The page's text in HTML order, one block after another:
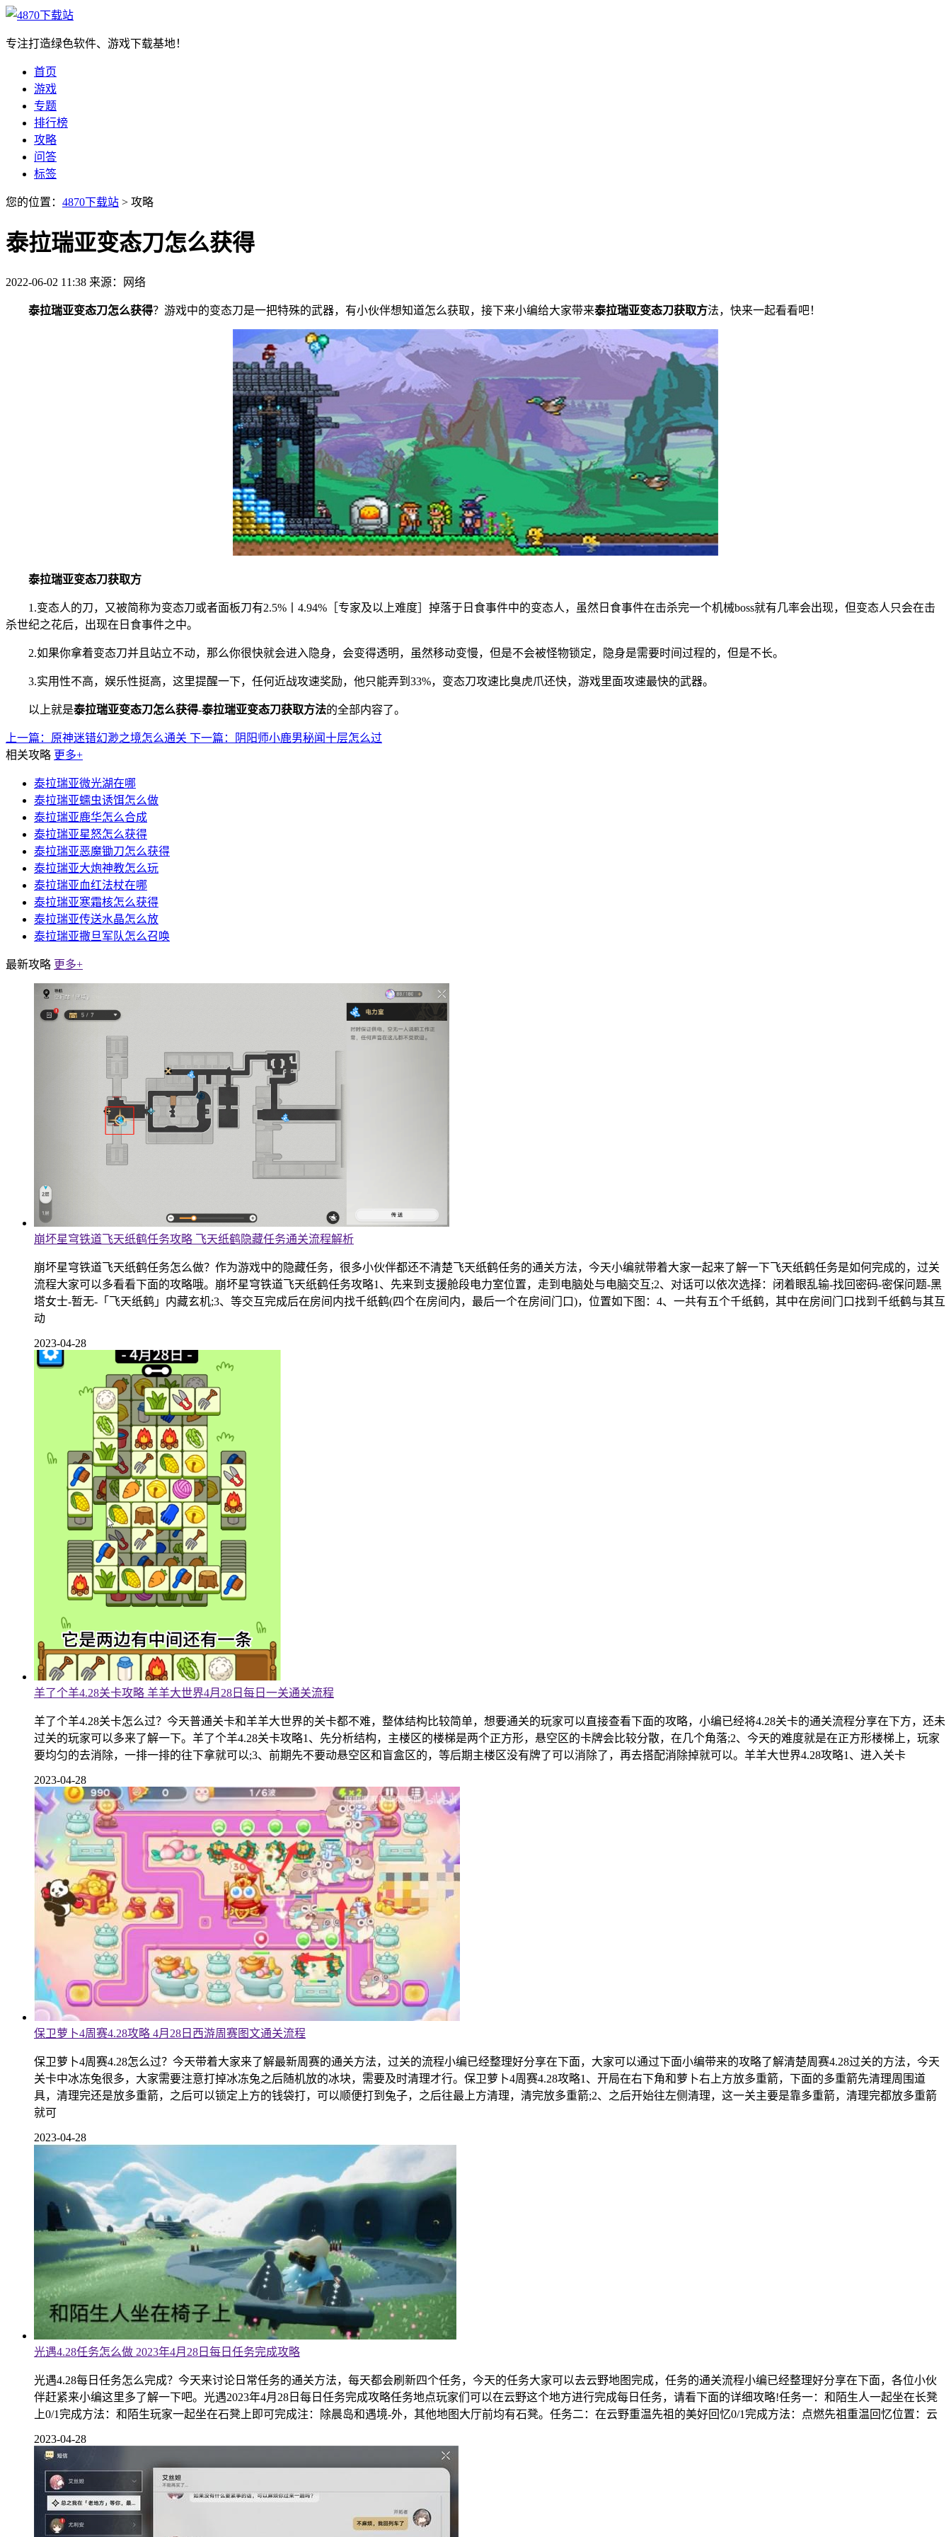
专注打造绿色软件、游戏下载基地！
首页
游戏
专题
排行榜
攻略
问答
标签
您的位置： 4870下载站 > 攻略
泰拉瑞亚变态刀怎么获得
2022-06-02 11:38 来源：网络
泰拉瑞亚变态刀怎么获得？游戏中的变态刀是一把特殊的武器，有小伙伴想知道怎么获取，接下来小编给大家带来泰拉瑞亚变态刀获取方法，快来一起看看吧！
泰拉瑞亚变态刀获取方
1.变态人的刀，又被简称为变态刀或者面板刀有2.5%丨4.94%［专家及以上难度］掉落于日食事件中的变态人，虽然日食事件在击杀完一个机械boss就有几率会出现，但变态人只会在击
杀世纪之花后，出现在日食事件之中。
2.如果你拿着变态刀并且站立不动，那么你很快就会进入隐身，会变得透明，虽然移动变慢，但是不会被怪物锁定，隐身是需要时间过程的，但是不长。
3.实用性不高，娱乐性挺高，这里提醒一下，任何近战攻速奖励，他只能弄到33%，变态刀攻速比臭虎爪还快，游戏里面攻速最快的武器。
以上就是泰拉瑞亚变态刀怎么获得-泰拉瑞亚变态刀获取方法的全部内容了。
上一篇： 原神迷错幻渺之境怎么通关 下一篇：
阴阳师小鹿男秘闻十层怎么过
相关攻略 更多+
泰拉瑞亚微光湖在哪
泰拉瑞亚蠕虫诱饵怎么做
泰拉瑞亚鹿华怎么合成
泰拉瑞亚星怒怎么获得
泰拉瑞亚恶魔锄刀怎么获得
泰拉瑞亚大炮神教怎么玩
泰拉瑞亚血红法杖在哪
泰拉瑞亚寒霜核怎么获得
泰拉瑞亚传送水晶怎么放
泰拉瑞亚撒旦军队怎么召唤
最新攻略 更多+
崩坏星穹铁道飞天纸鹤任务攻略 飞天纸鹤隐藏任务通关流程解析
崩坏星穹铁道飞天纸鹤任务怎么做？作为游戏中的隐藏任务，很多小伙伴都还不清楚飞天纸鹤任务的通关方法，今天小编就带着大家一起来了解一下飞天纸鹤任务是如何完成的，过关
流程大家可以多看看下面的攻略哦。崩坏星穹铁道飞天纸鹤任务攻略1、先来到支援舱段电力室位置，走到电脑处与电脑交互;2、对话可以依次选择：闭着眼乱输-找回密码-密保问题-黑
塔女士-暂无-「飞天纸鹤」内藏玄机;3、等交互完成后在房间内找千纸鹤(四个在房间内，最后一个在房间门口)，位置如下图：4、一共有五个千纸鹤，其中在房间门口找到千纸鹤与其互
动
2023-04-28
羊了个羊4.28关卡攻略 羊羊大世界4月28日每日一关通关流程
羊了个羊4.28关卡怎么过？今天普通关卡和羊羊大世界的关卡都不难，整体结构比较简单，想要通关的玩家可以直接查看下面的攻略，小编已经将4.28关卡的通关流程分享在下方，还未
过关的玩家可以多来了解一下。羊了个羊4.28关卡攻略1、先分析结构，主楼区的楼梯是两个正方形，悬空区的卡牌会比较分散，在几个角落;2、今天的难度就是在正方形楼梯上，玩家
要均匀的去消除，一排一排的往下拿就可以;3、前期先不要动悬空区和盲盒区的，等后期主楼区没有牌了可以消除了，再去搭配消除掉就可以。羊羊大世界4.28攻略1、进入关卡
2023-04-28
保卫萝卜4周赛4.28攻略 4月28日西游周赛图文通关流程
保卫萝卜4周赛4.28怎么过？今天带着大家来了解最新周赛的通关方法，过关的流程小编已经整理好分享在下面，大家可以通过下面小编带来的攻略了解清楚周赛4.28过关的方法，今天
关卡中冰冻兔很多，大家需要注意打掉冰冻兔之后随机放的冰块，需要及时清理才行。保卫萝卜4周赛4.28攻略1、开局在右下角和萝卜右上方放多重箭，下面的多重箭先清理周围道
具，清理完还是放多重箭，之后可以锁定上方的钱袋打，可以顺便打到兔子，之后往最上方清理，清完放多重箭;2、之后开始往左侧清理，这一关主要是靠多重箭，清理完都放多重箭
就可
2023-04-28
光遇4.28任务怎么做 2023年4月28日每日任务完成攻略
光遇4.28每日任务怎么完成？今天来讨论日常任务的通关方法，每天都会刷新四个任务，今天的任务大家可以去云野地图完成，任务的通关流程小编已经整理好分享在下面，各位小伙
伴赶紧来小编这里多了解一下吧。光遇2023年4月28日每日任务完成攻略任务地点玩家们可以在云野这个地方进行完成每日任务，请看下面的详细攻略!任务一：和陌生人一起坐在长凳
上0/1完成方法：和陌生玩家一起坐在石凳上即可完成注：除晨岛和遇境-外，其他地图大厅前均有石凳。任务二：在云野重温先祖的美好回忆0/1完成方法：点燃先祖重温回忆位置：云
2023-04-28